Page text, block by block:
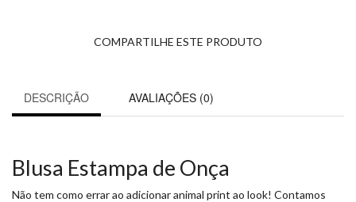
COMPARTILHE ESTE PRODUTO
DESCRIÇÃO AVALIAÇÕES (0)
Blusa Estampa de Onça
Não tem como errar ao adicionar animal print ao look! Contamos